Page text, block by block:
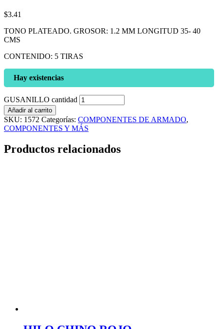
$3.41
TONO PLATEADO. GROSOR: 1.2 MM LONGITUD 35- 40
CMS
CONTENIDO: 5 TIRAS
Hay existencias
GUSANILLO cantidad
Añadir al carrito
SKU: 1572 Categorías: COMPONENTES DE ARMADO,
COMPONENTES Y MÁS
Productos relacionados